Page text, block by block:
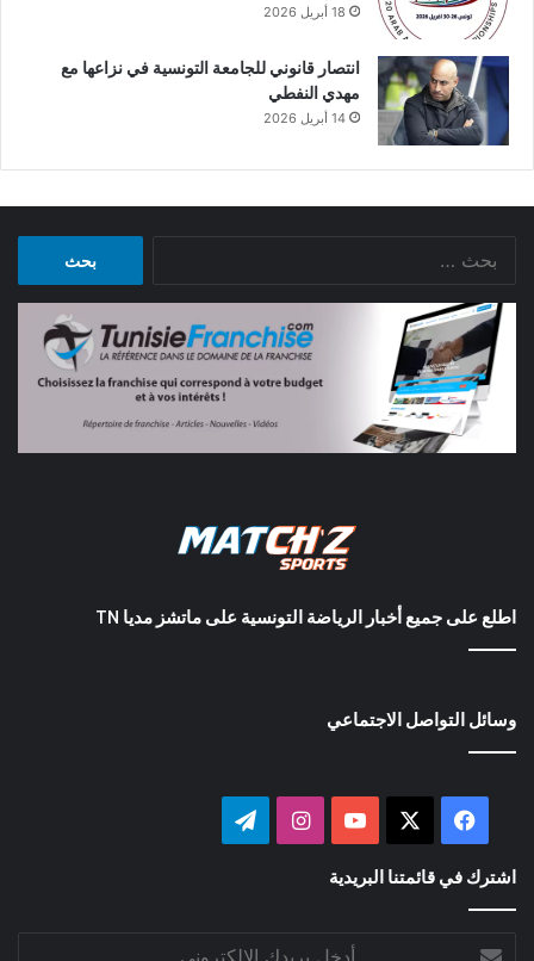
18 أبريل 2026
انتصار قانوني للجامعة التونسية في نزاعها مع
مهدي النفطي
14 أبريل 2026
اطلع على جميع أخبار الرياضة التونسية على ماتشز مديا TN
وسائل التواصل الاجتماعي
فيسبوك ‫YouTubeانستقرام
اشترك في قائمتنا البريدية